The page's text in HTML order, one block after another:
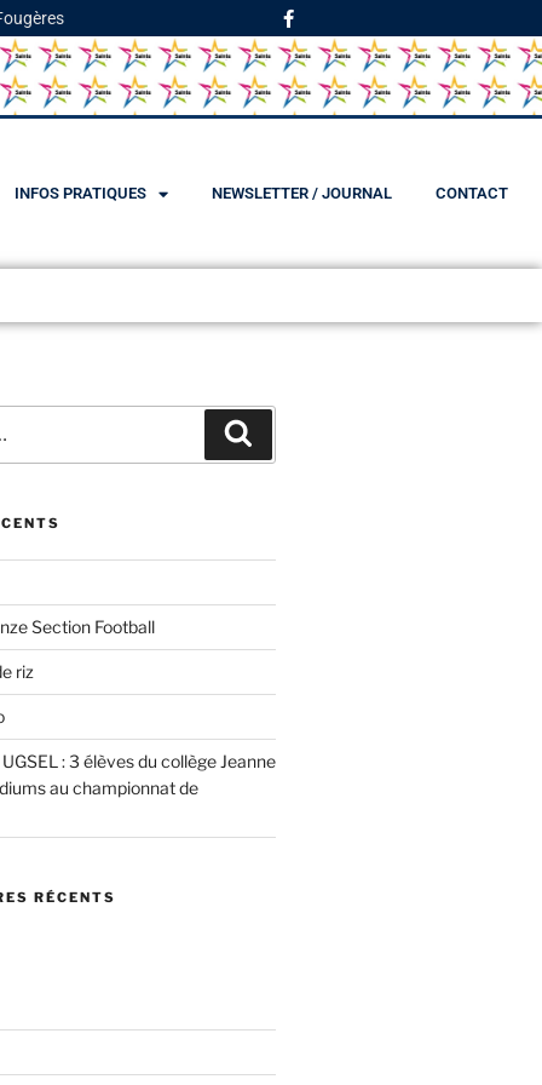
INFOS PRATIQUES NEWSLETTER / JOURNAL CONTACT
Section Football
riz
: 3 élèves du collège Jeanne
au championnat de
RÉCENTS